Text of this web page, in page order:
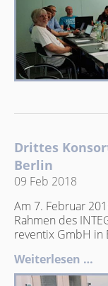
Drittes
Berlin
09 Feb 2018
Am 7. Februar
Rahmen des
reventix GmbH in
Weiterlesen …